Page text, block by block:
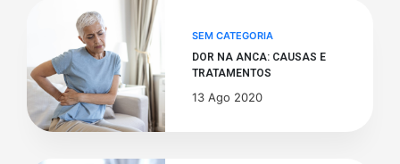
SEM CATEGORIA
DOR NA ANCA: CAUSAS E
TRATAMENTOS
13 Ago 2020